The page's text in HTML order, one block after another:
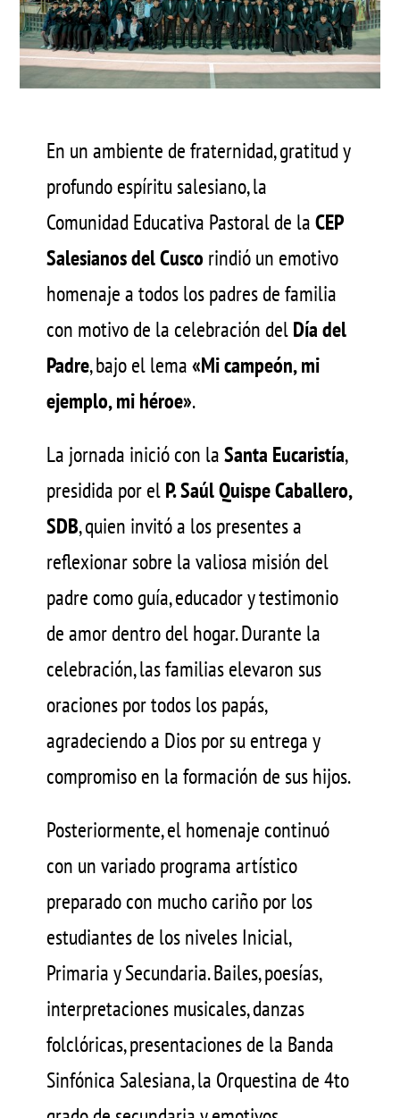
En un ambiente de fraternidad, gratitud y
profundo espíritu salesiano, la
Comunidad Educativa Pastoral de laCEP
Salesianos del Cusco rindió un emotivo
homenaje a todos los padres de familia
con motivo de la celebración delDía del
Padre, bajo el lema«Mi campeón, mi
ejemplo, mi héroe».
La jornada inició con laSanta Eucaristía,
presidida por elP. Saúl Quispe Caballero,
SDB, quien invitó a los presentes a
reflexionar sobre la valiosa misión del
padre como guía, educador y testimonio
de amor dentro del hogar. Durante la
celebración, las familias elevaron sus
oraciones por todos los papás,
agradeciendo a Dios por su entrega y
compromiso en la formación de sus hijos.
Posteriormente, el homenaje continuó
con un variado programa artístico
preparado con mucho cariño por los
estudiantes de los niveles Inicial,
Primaria y Secundaria. Bailes, poesías,
interpretaciones musicales, danzas
folclóricas, presentaciones de la Banda
Sinfónica Salesiana, la Orquestina de 4to